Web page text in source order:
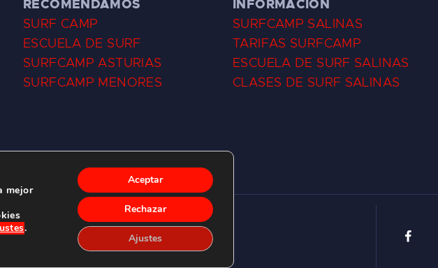
RECOMENDAMOS
SURF CAMP
ESCUELA DE SURF
SURFCAMP ASTURIAS
SURFCAMP MENORES
INFORMACIÓN
SURFCAMP SALINAS
TARIFAS SURFCAMP
ESCUELA DE SURF SALINAS
CLASES DE SURF SALINAS
(ASTURIAS)
mejor
.
Aceptar
Rechazar
Ajustes